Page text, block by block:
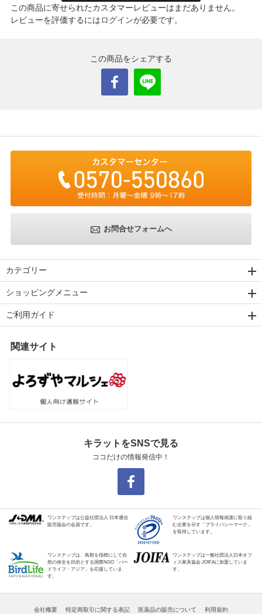
この商品に寄せられたカスタマーレビューはまだありません。
レビューを評価するにはログインが必要です。
この商品をシェアする
お問合せフォームへ
カテゴリー
ショッピングメニュー
ご利用ガイド
関連サイト
キラットをSNSで見る
ココだけの情報発信中！
ワンステップは公益社団法人 日本通信
販売協会の会員です。
ワンステップは個人情報保護に取り組
む企業を示す「プライバシーマーク」
を取得しています。
ワンステップは、鳥類を指標にして自
然の保全を目的とする国際NGO「バー
ドライフ・アジア」を応援していま
す。
ワンステップは一般社団法人日本オフ
ィス家具協会 JOIFAに加盟していま
す。
会社概要 特定商取引に関する表記 医薬品の販売について 利用規約